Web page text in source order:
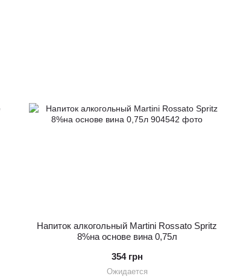
Напиток алкогольный Martini Rossato Spritz
8%на основе вина 0,75л
354 грн
Ожидается